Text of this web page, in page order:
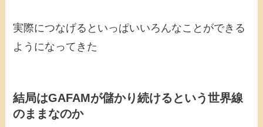
実際につなげるといっぱいいろんなことができる
ようになってきた
結局はGAFAMが儲かり続けるという世界線
のままなのか